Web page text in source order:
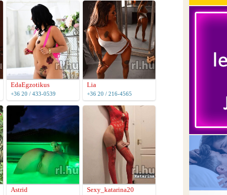
EdaEgzotikus
+36 20 / 433-0539
Lia
+36 20 / 216-4565
Astrid Sexy_katarina20